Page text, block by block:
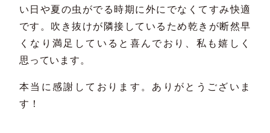
い日や夏の虫がでる時期に外にでなくてすみ快適
です。吹き抜けが隣接しているため乾きが断然早
くなり満足していると喜んでおり、私も嬉しく
思っています。
本当に感謝しております。ありがとうございま
す！